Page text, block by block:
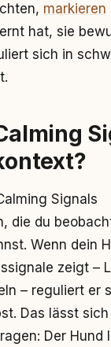
markieren
hat, sie
sich in
Signals
die du
Wenn dein
zeigt –
– reguliert er
Das lässt
Der Hund